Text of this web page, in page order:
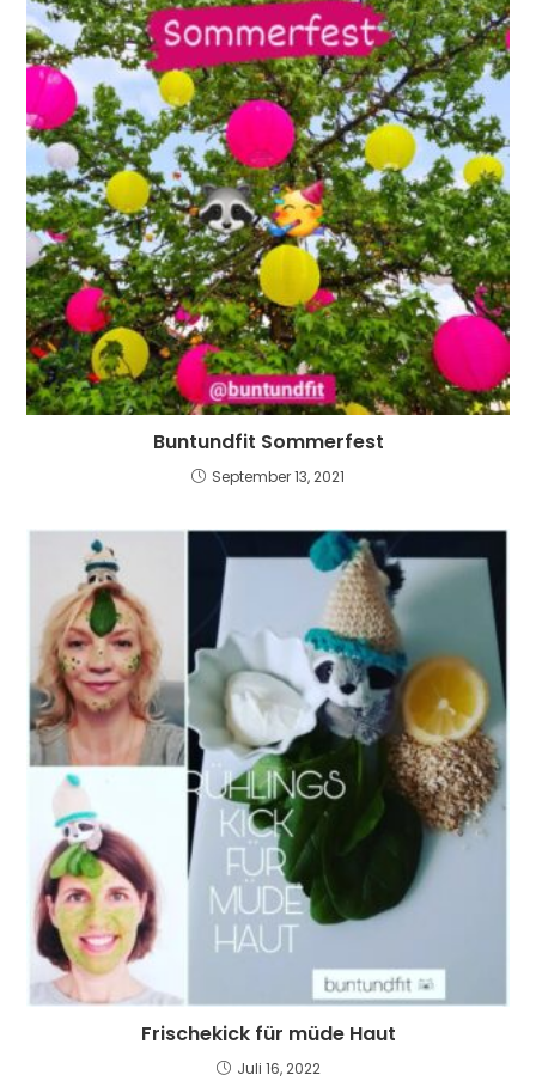
Buntundfit Sommerfest
September 13, 2021
Frischekick für müde Haut
Juli 16, 2022